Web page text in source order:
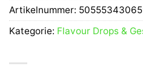
Artikelnummer:
Kategorie: Flavour Drops &